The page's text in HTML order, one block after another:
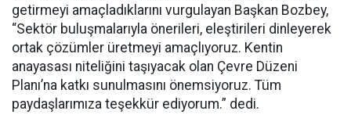
getirmeyi amaçladıklarını vurgulayan Başkan Bozbey,
“Sektör buluşmalarıyla önerileri, eleştirileri dinleyerek
ortak çözümler üretmeyi amaçlıyoruz. Kentin
anayasası niteliğini taşıyacak olan Çevre Düzeni
Planı’na katkı sunulmasını önemsiyoruz. Tüm
paydaşlarımıza teşekkür ediyorum.” dedi.